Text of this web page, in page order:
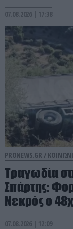
07.08.2026 | 17:38
PRONEWS.GR /
Τραγωδία
Σπάρτης:
Νεκρός ο
07.08.2026 | 12:09